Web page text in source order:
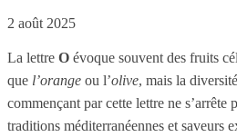
2 août 2025
La lettre O évoque souvent des fruits
que l’orange ou l’olive, mais la
commençant par cette lettre ne s’arrête
traditions méditerranéennes et saveurs